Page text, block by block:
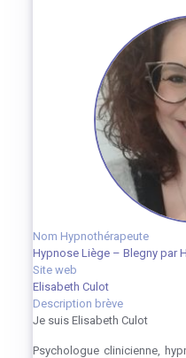
Nom Hypnothérapeute
Hypnose Liège – Blegny par
Site web
Elisabeth Culot
Description brève
Je suis Elisabeth Culot
Psychologue clinicienne,